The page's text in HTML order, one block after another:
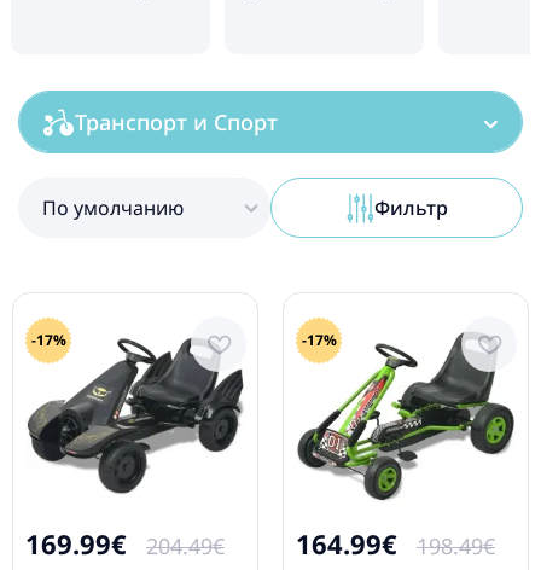
Транспорт и Спорт
По умолчанию Фильтр
-17%
169.99€ 204.49€
-17%
164.99€ 198.49€